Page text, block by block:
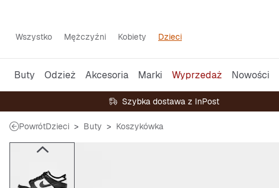
Wszystko Mężczyźni Kobiety Dzieci
Buty Odzież Akcesoria Marki Wyprzedaż Nowości
Szybka dostawa z InPost
PowrótDzieci Buty Koszykówka